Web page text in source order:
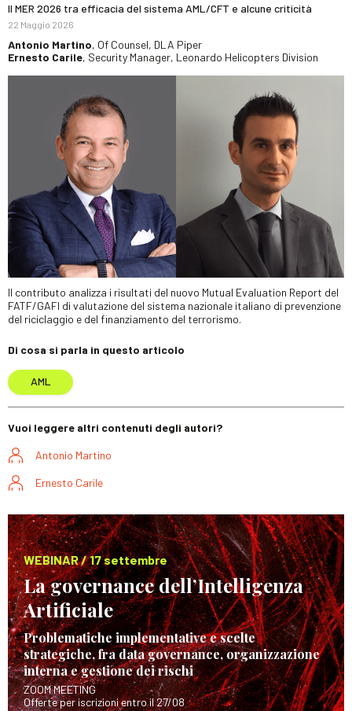
Il MER 2026 tra efficacia del sistema AML/CFT e alcune criticità
22 Maggio 2026
Antonio Martino, Of Counsel, DLA Piper
Ernesto Carile, Security Manager, Leonardo Helicopters Division
Il contributo analizza i risultati del nuovo Mutual Evaluation Report del
FATF/GAFI di valutazione del sistema nazionale italiano di prevenzione
del riciclaggio e del finanziamento del terrorismo.
Di cosa si parla in questo articolo
AML
Vuoi leggere altri contenuti degli autori?
Antonio Martino
Ernesto Carile
WEBINAR / 17 settembre
La governance dell’Intelligenza
Artificiale
Problematiche implementative e scelte
strategiche, fra data governance, organizzazione
interna e gestione dei rischi
ZOOM MEETING
Offerte per iscrizioni entro il 27/08